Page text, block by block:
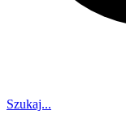
Szukaj...